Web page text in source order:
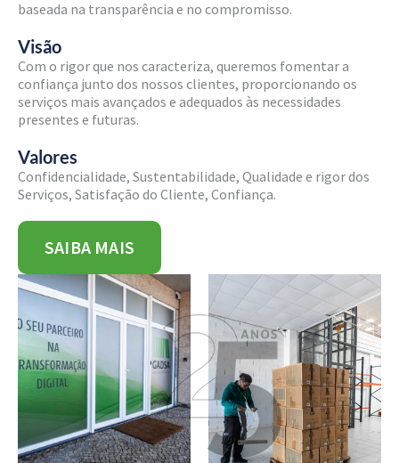
baseada na transparência e no compromisso.
Visão
Com o rigor que nos caracteriza, queremos fomentar a
confiança junto dos nossos clientes, proporcionando os
serviços mais avançados e adequados às necessidades
presentes e futuras.
Valores
Confidencialidade, Sustentabilidade, Qualidade e rigor dos
Serviços, Satisfação do Cliente, Confiança.
SAIBA MAIS